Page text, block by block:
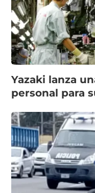
Yazaki lanza
personal para